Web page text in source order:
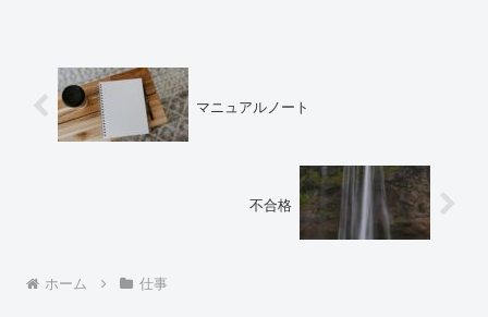
マニュアルノート
不合格
ホーム 仕事